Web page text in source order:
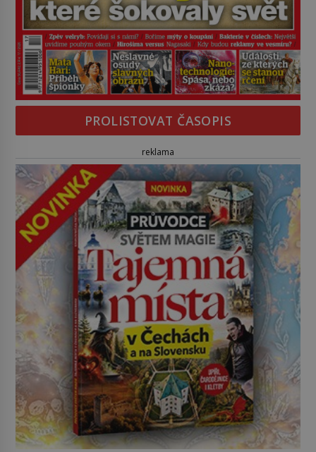
PROLISTOVAT ČASOPIS
reklama